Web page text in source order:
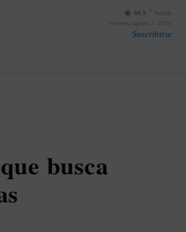
80.9 F
Seattle
viernes, agosto 7, 2026
Suscribirse
busca